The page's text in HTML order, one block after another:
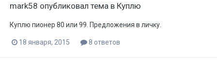
mark58 опубликовал тема в Куплю
Куплю пионер 80 или 99. Предложения в личку.
18 января, 2015 8 ответов